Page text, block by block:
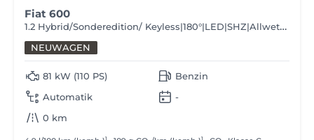
Fiat 600
1.2 Hybrid/Sonderedition/ Keyless|180°|LED|SHZ|Allwetter
NEUWAGEN
81 kW (110 PS)
Automatik
0 km
Benzin
-
1 1